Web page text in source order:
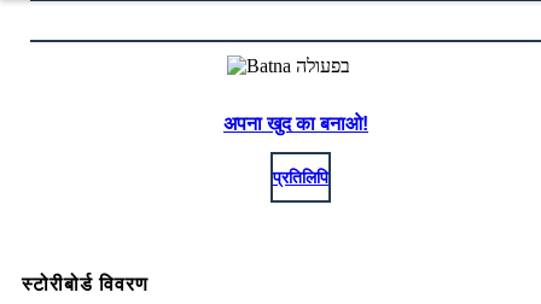
अपना खुद का बनाओ!
प्रतिलिपि
स्टोरीबोर्ड विवरण